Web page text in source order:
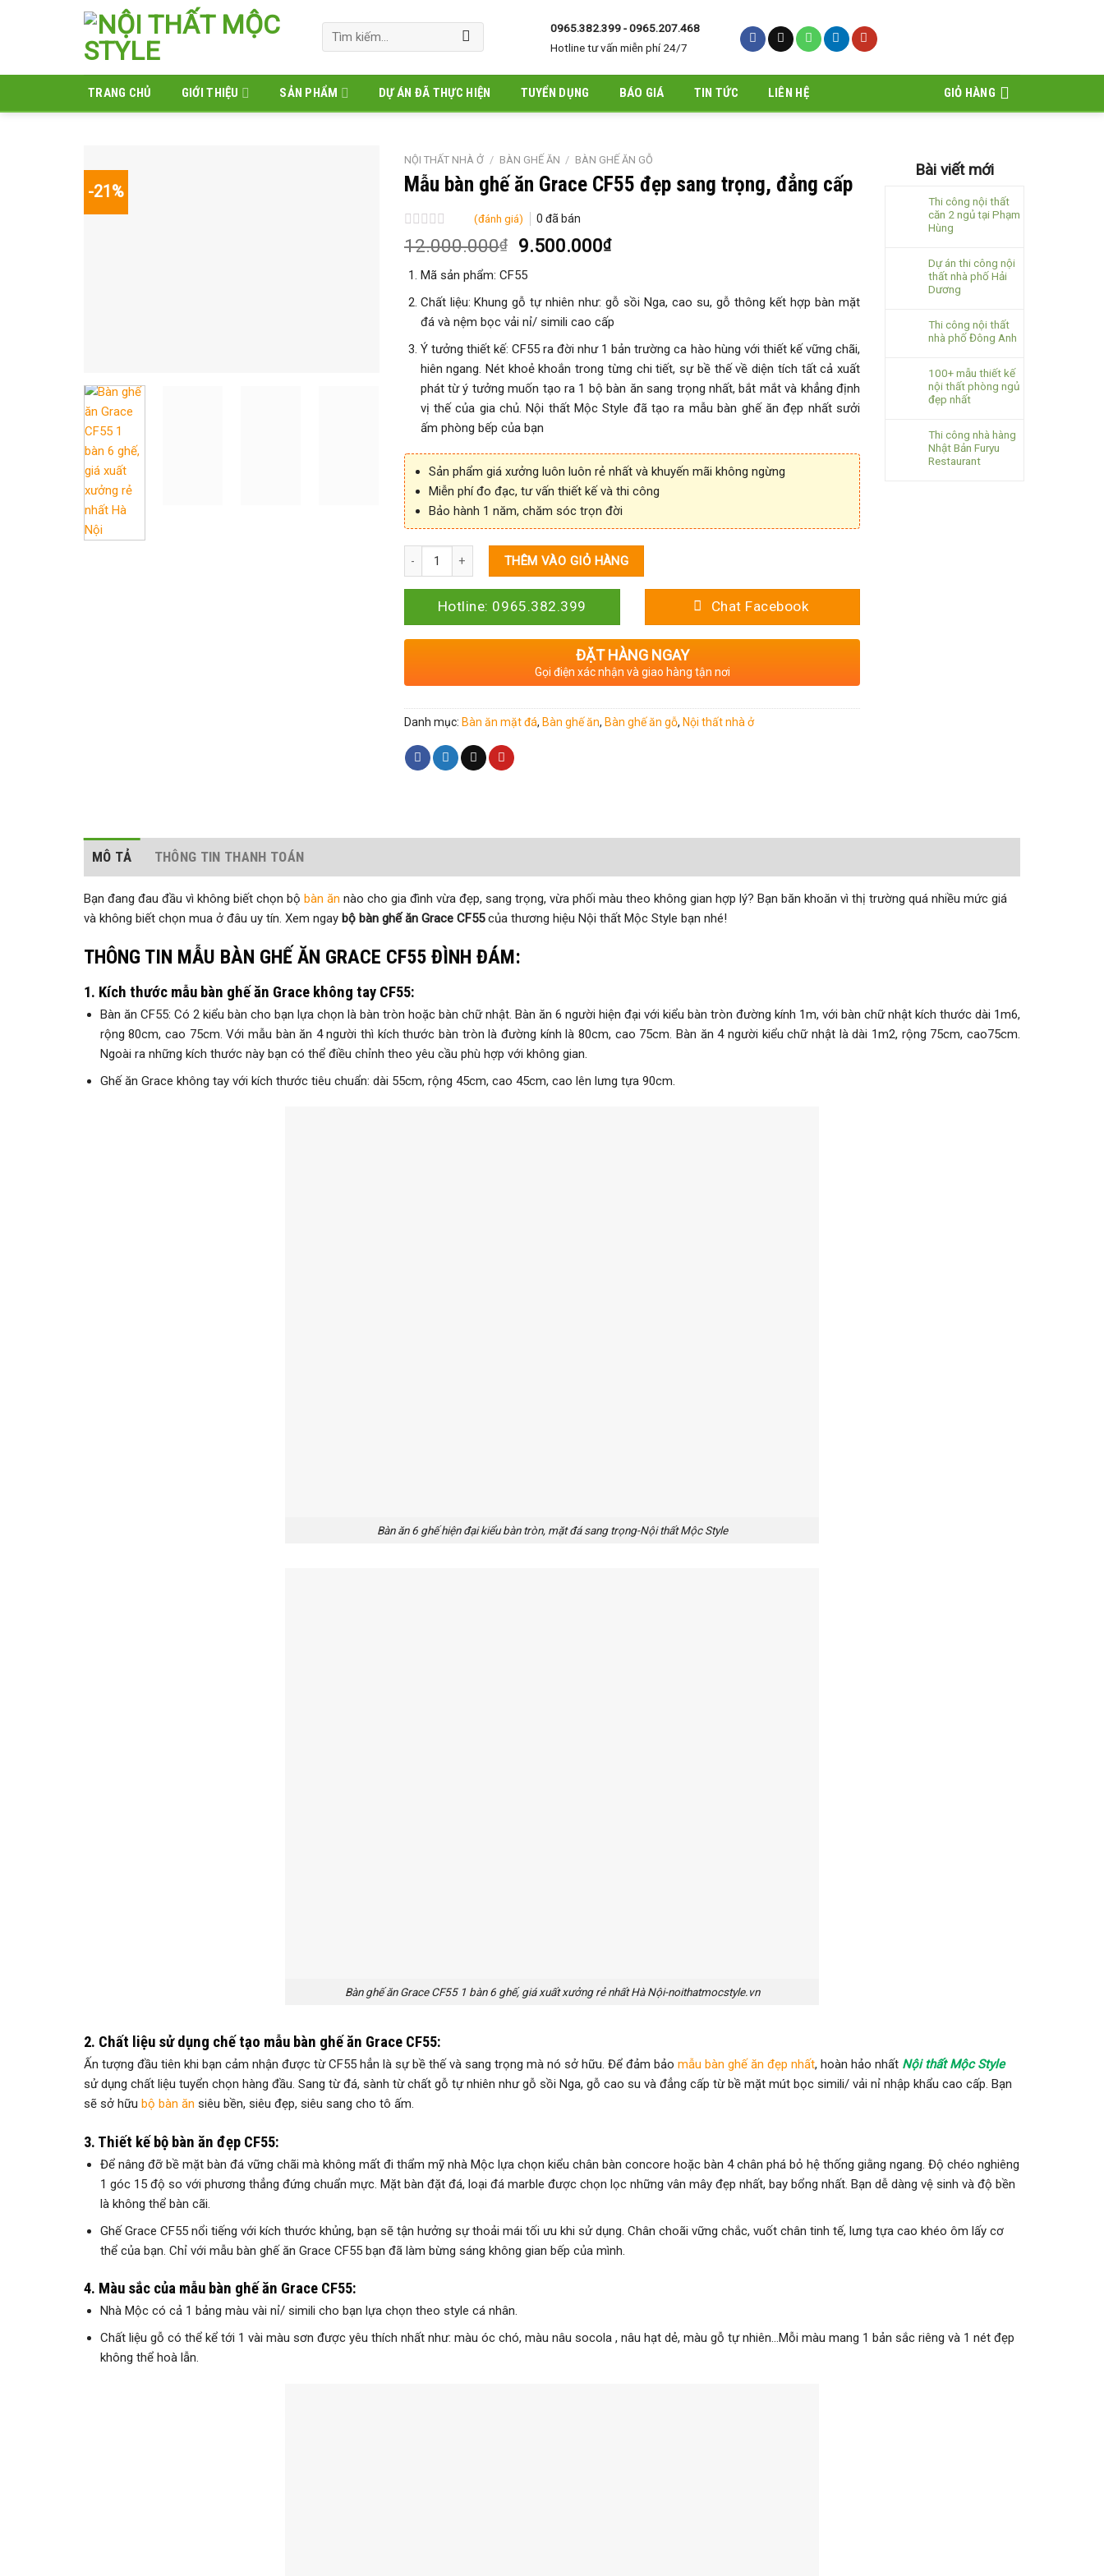
Tìm
0965.382.399 - 0965.207.468
Hotline tư vấn miễn phí 24/7
TRANG CHỦ GIỚI THIỆU SẢN PHẨM DỰ ÁN ĐÃ THỰC HIỆN TUYỂN DỤNG BÁO GIÁ TIN TỨC LIÊN HỆ GIỎ HÀNG
-21%
NỘI THẤT NHÀ Ở / BÀN GHẾ ĂN / BÀN GHẾ ĂN GỖ
Mẫu bàn ghế ăn Grace CF55 đẹp sang trọng, đẳng cấp
Được
xếp
sao
(đánh giá) 0 đã bán
12.000.000₫
Giá
là:
12.000.000₫.
9.500.000₫Giá
là:
9.500.000₫.
Mã sản phẩm: CF55
Chất liệu: Khung gỗ tự nhiên như: gỗ sồi Nga, cao su, gỗ thông kết hợp bàn mặt
đá và nệm bọc vải nỉ/ simili cao cấp
Ý tưởng thiết kế: CF55 ra đời như 1 bản trường ca hào hùng với thiết kế vững chãi,
hiên ngang. Nét khoẻ khoắn trong từng chi tiết, sự bề thế về diện tích tất cả xuất
phát từ ý tưởng muốn tạo ra 1 bộ bàn ăn sang trọng nhất, bắt mắt và khẳng định
vị thế của gia chủ. Nội thất Mộc Style đã tạo ra mẫu bàn ghế ăn đẹp nhất sưởi
ấm phòng bếp của bạn
Sản phẩm giá xưởng luôn luôn rẻ nhất và khuyến mãi không ngừng
Miễn phí đo đạc, tư vấn thiết kế và thi công
Bảo hành 1 năm, chăm sóc trọn đời
Số lượng
THÊM VÀO GIỎ HÀNG
Hotline: 0965.382.399 Chat Facebook
ĐẶT HÀNG NGAY
Gọi điện xác nhận và giao hàng tận nơi
Danh mục: Bàn ăn mặt đá, Bàn ghế ăn, Bàn ghế ăn gỗ, Nội thất nhà ở
Bài viết mới
Thi công nội thất
căn 2 ngủ tại Phạm
Hùng
Dự án thi công nội
thất nhà phố Hải
Dương
Thi công nội thất
nhà phố Đông Anh
100+ mẫu thiết kế
nội thất phòng ngủ
đẹp nhất
Thi công nhà hàng
Nhật Bản Furyu
Restaurant
MÔ TẢ THÔNG TIN THANH TOÁN
Bạn đang đau đầu vì không biết chọn bộ bàn ăn nào cho gia đình vừa đẹp, sang trọng, vừa phối màu theo không gian hợp lý? Bạn băn khoăn vì thị trường quá nhiều mức giá
và không biết chọn mua ở đâu uy tín. Xem ngay bộ bàn ghế ăn Grace CF55của thương hiệu Nội thất Mộc Style bạn nhé!
THÔNG TIN MẪU BÀN GHẾ ĂN GRACE CF55 ĐÌNH ĐÁM:
1. Kích thước mẫu bàn ghế ăn Grace không tay CF55:
Bàn ăn CF55: Có 2 kiểu bàn cho bạn lựa chọn là bàn tròn hoặc bàn chữ nhật. Bàn ăn 6 người hiện đại với kiểu bàn tròn đường kính 1m, với bàn chữ nhật kích thước dài 1m6,
rộng 80cm, cao 75cm. Với mẫu bàn ăn 4 người thì kích thước bàn tròn là đường kính là 80cm, cao 75cm. Bàn ăn 4 người kiểu chữ nhật là dài 1m2, rộng 75cm, cao75cm.
Ngoài ra những kích thước này bạn có thể điều chỉnh theo yêu cầu phù hợp với không gian.
Ghế ăn Grace không tay với kích thước tiêu chuẩn: dài 55cm, rộng 45cm, cao 45cm, cao lên lưng tựa 90cm.
Bàn ăn 6 ghế hiện đại kiểu bàn tròn, mặt đá sang trọng-Nội thất Mộc Style
Bàn ghế ăn Grace CF55 1 bàn 6 ghế, giá xuất xưởng rẻ nhất Hà Nội-noithatmocstyle.vn
2. Chất liệu sử dụng chế tạo mẫu bàn ghế ăn Grace CF55:
Ấn tượng đầu tiên khi bạn cảm nhận được từ CF55 hẳn là sự bề thế và sang trọng mà nó sở hữu. Để đảm bảo mẫu bàn ghế ăn đẹp nhất, hoàn hảo nhất Nội thất Mộc Style
sử dụng chất liệu tuyển chọn hàng đầu. Sang từ đá, sành từ chất gỗ tự nhiên như gỗ sồi Nga, gỗ cao su và đẳng cấp từ bề mặt mút bọc simili/ vải nỉ nhập khẩu cao cấp. Bạn
sẽ sở hữu bộ bàn ăn siêu bền, siêu đẹp, siêu sang cho tô ấm.
3. Thiết kế bộ bàn ăn đẹp CF55:
Để nâng đỡ bề mặt bàn đá vững chãi mà không mất đi thẩm mỹ nhà Mộc lựa chọn kiểu chân bàn concore hoặc bàn 4 chân phá bỏ hệ thống giằng ngang. Độ chéo nghiêng
1 góc 15 độ so với phương thẳng đứng chuẩn mực. Mặt bàn đặt đá, loại đá marble được chọn lọc những vân mây đẹp nhất, bay bổng nhất. Bạn dễ dàng vệ sinh và độ bền
là không thể bàn cãi.
Ghế Grace CF55 nổi tiếng với kích thước khủng, bạn sẽ tận hưởng sự thoải mái tối ưu khi sử dụng. Chân choãi vững chắc, vuốt chân tinh tế, lưng tựa cao khéo ôm lấy cơ
thể của bạn. Chỉ với mẫu bàn ghế ăn Grace CF55 bạn đã làm bừng sáng không gian bếp của mình.
4. Màu sắc của mẫu bàn ghế ăn Grace CF55:
Nhà Mộc có cả 1 bảng màu vài nỉ/ simili cho bạn lựa chọn theo style cá nhân.
Chất liệu gỗ có thể kể tới 1 vài màu sơn được yêu thích nhất như: màu óc chó, màu nâu socola , nâu hạt dẻ, màu gỗ tự nhiên…Mỗi màu mang 1 bản sắc riêng và 1 nét đẹp
không thể hoà lẫn.